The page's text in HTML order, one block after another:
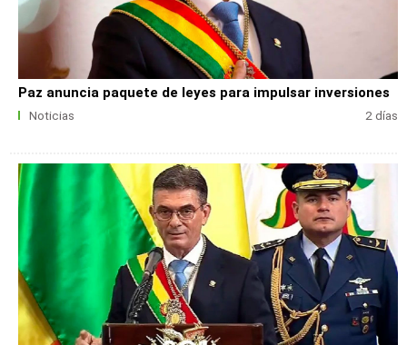
Paz anuncia paquete de leyes para impulsar inversiones
Noticias 2 días